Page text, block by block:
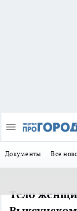
Документы Все
Тело